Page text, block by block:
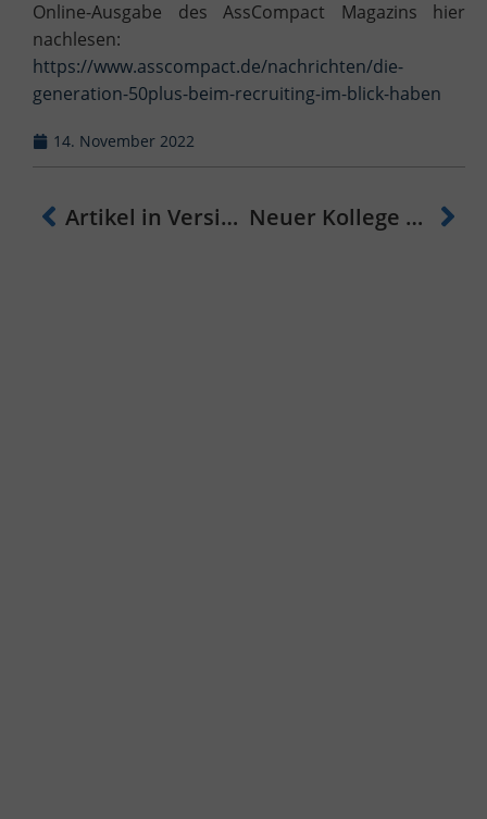
Online-Ausgabe des AssCompact Magazins hier
nachlesen:
https://www.asscompact.de/nachrichten/die-
generation-50plus-beim-recruiting-im-blick-haben
14. November 2022
Artikel in VersicherungsJournal.de – 5 Tipps, um junge Aussendienstler zu rekrutieren Neuer Kollege – Wir stellen vor